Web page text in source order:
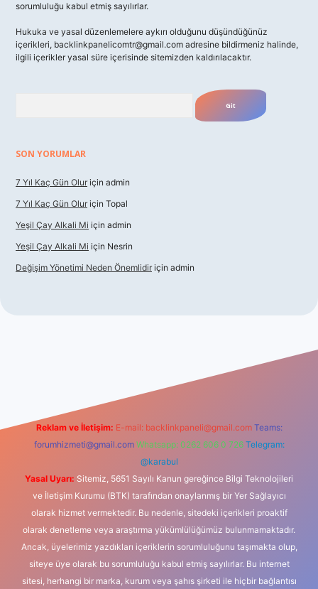
sorumluluğu kabul etmiş sayılırlar.
Hukuka ve yasal düzenlemelere aykırı olduğunu düşündüğünüz
içerikleri, backlinkpanelicomtr@gmail.com adresine bildirmeniz halinde,
ilgili içerikler yasal süre içerisinde sitemizden kaldırılacaktır.
SON YORUMLAR
7 Yıl Kaç Gün Olur için admin
7 Yıl Kaç Gün Olur için Topal
Yeşil Çay Alkali Mi için admin
Yeşil Çay Alkali Mi için Nesrin
Değişim Yönetimi Neden Önemlidir için admin
Reklam ve İletişim: E-mail: backlinkpaneli@gmail.com Teams:
forumhizmeti@gmail.com Whatsapp: 0262 606 0 726 Telegram:
@karabul
Yasal Uyarı: Sitemiz, 5651 Sayılı Kanun gereğince Bilgi Teknolojileri
ve İletişim Kurumu (BTK) tarafından onaylanmış bir Yer Sağlayıcı
olarak hizmet vermektedir. Bu nedenle, sitedeki içerikleri proaktif
olarak denetleme veya araştırma yükümlülüğümüz bulunmamaktadır.
Ancak, üyelerimiz yazdıkları içeriklerin sorumluluğunu taşımakta olup,
siteye üye olarak bu sorumluluğu kabul etmiş sayılırlar. Bu internet
sitesi, herhangi bir marka, kurum veya şahıs şirketi ile hiçbir bağlantısı